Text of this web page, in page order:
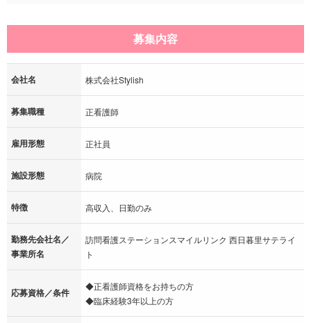
募集内容
会社名 株式会社Stylish
募集職種 正看護師
雇用形態 正社員
施設形態 病院
特徴 高収入、日勤のみ
勤務先会社名／
事業所名
訪問看護ステーションスマイルリンク 西日暮里サテライ
ト
応募資格／条件
◆正看護師資格をお持ちの方
◆臨床経験3年以上の方